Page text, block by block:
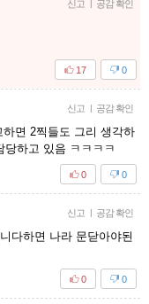
신고 공감 확인
0
17
신고 | 공감 확인
면 2찍들도 그리 생각하
하고 있음 ㅋㅋㅋㅋ
0
0
신고 | 공감 확인
다하면 나라 문닫아야된
0
0